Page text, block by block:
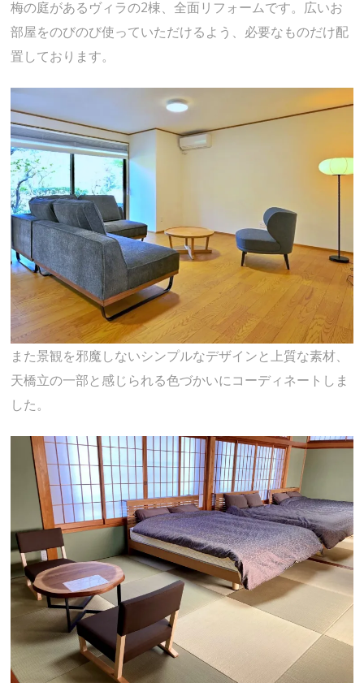
梅の庭があるヴィラの2棟、全面リフォームです。広いお
部屋をのびのび使っていただけるよう、必要なものだけ配
置しております。
また景観を邪魔しないシンプルなデザインと上質な素材、
天橋立の一部と感じられる色づかいにコーディネートしま
した。